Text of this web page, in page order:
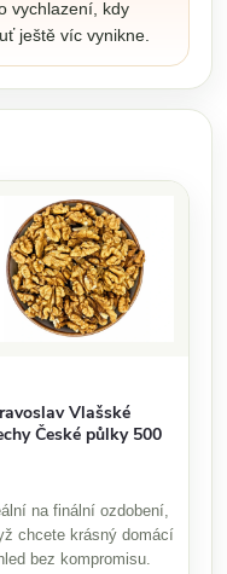
vychlazení, kdy
ještě víc vynikne.
Vlašské
České půlky 500
na finální ozdobení,
chcete krásný domácí
bez kompromisu.